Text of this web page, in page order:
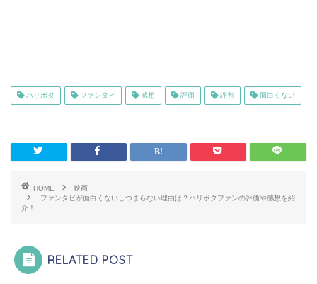
ハリポタ ファンタビ 感想 評価 評判 面白くない
HOME
映画
ファンタビが面白くないしつまらない理由は？ハリポタファンの評価や感想を紹
介！
RELATED POST